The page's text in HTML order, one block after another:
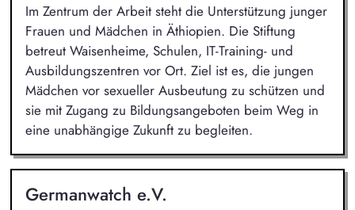
Im Zentrum der Arbeit steht die Unterstützung junger
Frauen und Mädchen in Äthiopien. Die Stiftung
betreut Waisenheime, Schulen, IT-Training- und
Ausbildungszentren vor Ort. Ziel ist es, die jungen
Mädchen vor sexueller Ausbeutung zu schützen und
sie mit Zugang zu Bildungsangeboten beim Weg in
eine unabhängige Zukunft zu begleiten.
Germanwatch e.V.